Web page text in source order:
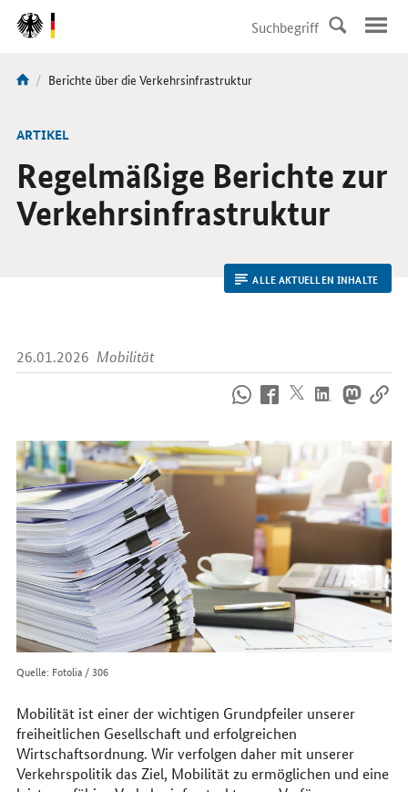
DirektZu:
Navigation
Sie
hier:
Aktuelle
Berichte über die Verkehrsinfrastruktur
ARTIKEL
Regelmäßige Berichte zur
Verkehrsinfrastruktur
ALLE AKTUELLEN INHALTE
26.01.2026 Mobilität
uns
im
Internet
Quelle: Fotolia / 306
Mobilität ist einer der wichtigen Grundpfeiler unserer
freiheitlichen Gesellschaft und erfolgreichen
Wirtschaftsordnung. Wir verfolgen daher mit unserer
Verkehrspolitik das Ziel, Mobilität zu ermöglichen und eine